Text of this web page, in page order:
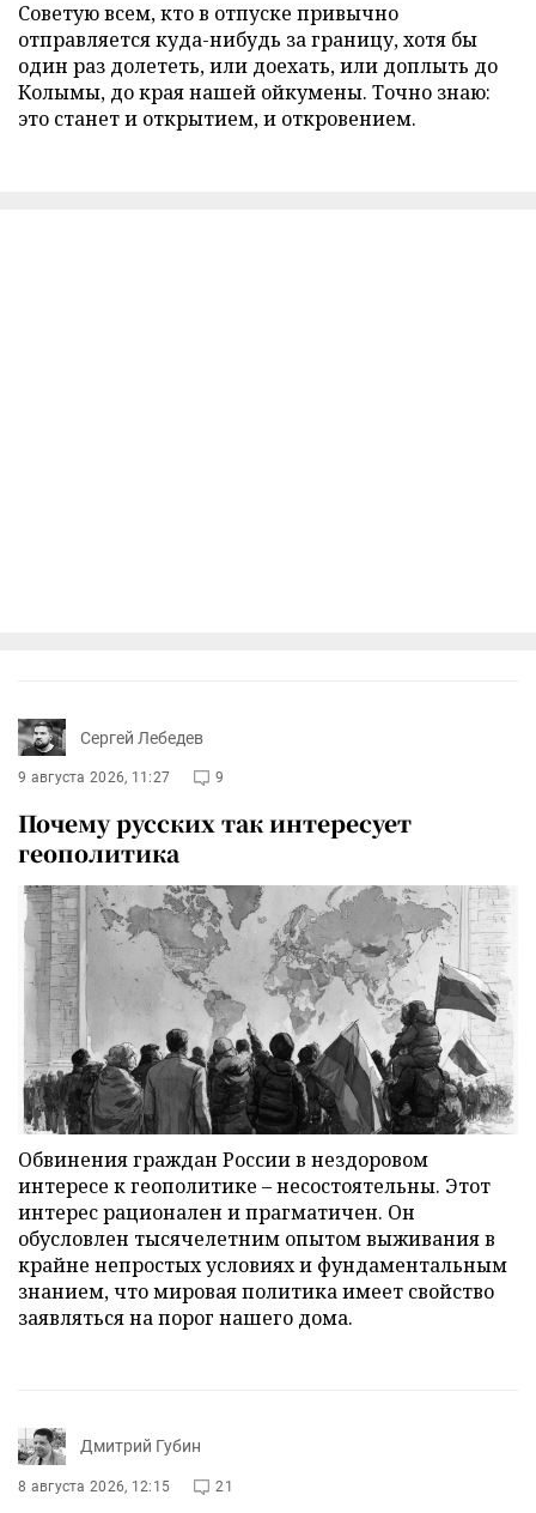
Советую всем, кто в отпуске привычно
отправляется куда-нибудь за границу, хотя бы
один раз долететь, или доехать, или доплыть до
Колымы, до края нашей ойкумены. Точно знаю:
это станет и открытием, и откровением.
Сергей Лебедев
9 августа 2026, 11:27 9
Почему русских так интересует
геополитика
Обвинения граждан России в нездоровом
интересе к геополитике – несостоятельны. Этот
интерес рационален и прагматичен. Он
обусловлен тысячелетним опытом выживания в
крайне непростых условиях и фундаментальным
знанием, что мировая политика имеет свойство
заявляться на порог нашего дома.
Дмитрий Губин
8 августа 2026, 12:15 21